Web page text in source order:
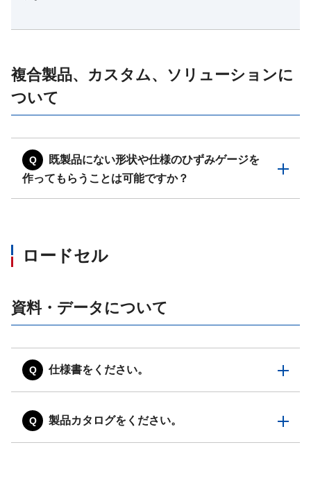
複合製品、カスタム、ソリューションに
ついて
既製品にない形状や仕様のひずみゲージを
作ってもらうことは可能ですか？
ロードセル
資料・データについて
仕様書をください。
製品カタログをください。